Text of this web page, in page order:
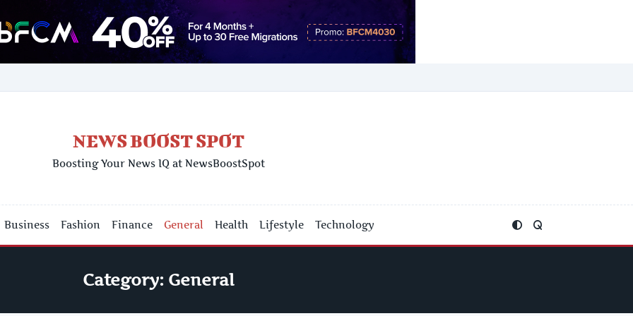
NEWS BOOST SPOT
Boosting Your News IQ at NewsBoostSpot
Business Fashion Finance General Health Lifestyle Technology
Category: General